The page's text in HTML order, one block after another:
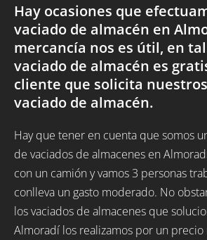
Hay ocasiones que
vaciado de almacén en
mercancía nos es útil, en
vaciado de almacén es
cliente que solicita
vaciado de almacén.
Hay que tener en cuenta que somos
de vaciados de almacenes en
con un camión y vamos 3 personas
conlleva un gasto moderado. No
los vaciados de almacenes que
Almoradí los realizamos por un